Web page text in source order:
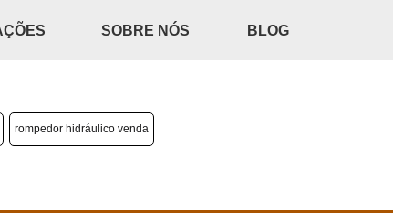
SOBRE NÓS BLOG
rompedor hidráulico venda